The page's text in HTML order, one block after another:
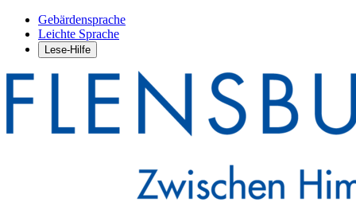
Gebärdensprache
Leichte Sprache
Lese-Hilfe